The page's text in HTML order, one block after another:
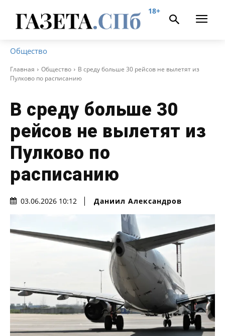
18+
Общество
Главная Общество
В среду больше 30 рейсов не вылетят из
Пулково по расписанию
В среду больше 30
рейсов не вылетят из
Пулково по
расписанию
03.06.2026 10:12 Даниил Александров